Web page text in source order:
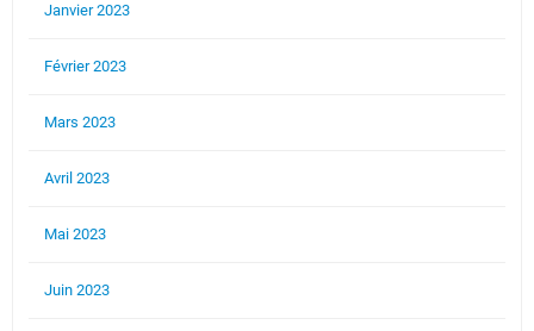
Janvier 2023
Février 2023
Mars 2023
Avril 2023
Mai 2023
Juin 2023